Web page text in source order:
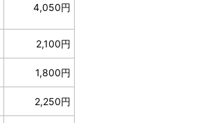
4,050円
2,100円
1,800円
2,250円